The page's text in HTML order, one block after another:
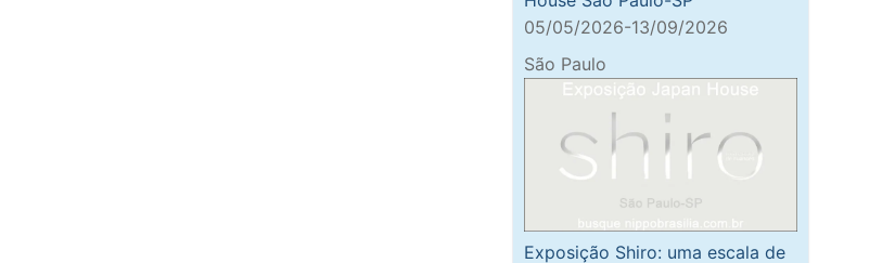
05/05/2026-13/09/2026
São Paulo
Exposição Shiro: uma escala de